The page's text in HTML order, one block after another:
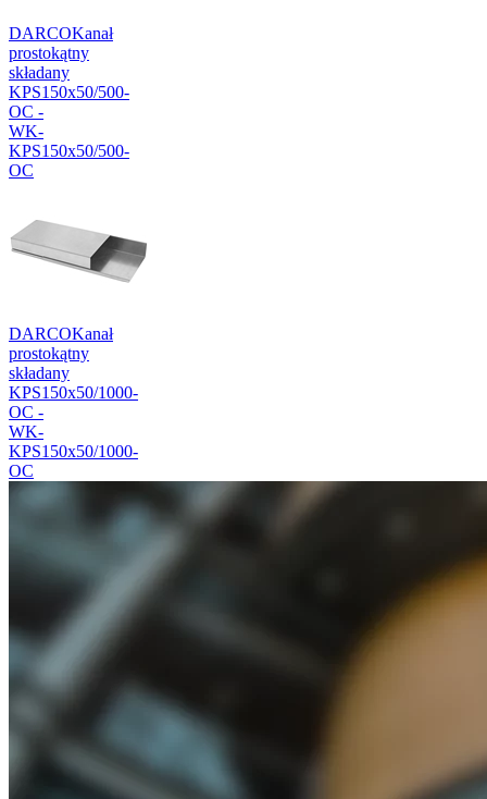
DARCOKanał
prostokątny
składany
KPS150x50/500-
OC -
WK-
KPS150x50/500-
OC
DARCOKanał
prostokątny
składany
KPS150x50/1000-
OC -
WK-
KPS150x50/1000-
OC